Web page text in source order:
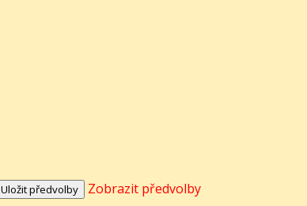
Uložit předvolby
Zobrazit předvolby